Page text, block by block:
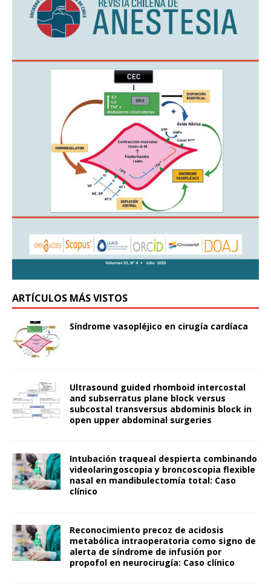
ARTÍCULOS MÁS VISTOS
Síndrome vasopléjico en cirugía cardíaca
Ultrasound guided rhomboid intercostal
and subserratus plane block versus
subcostal transversus abdominis block in
open upper abdominal surgeries
Intubación traqueal despierta combinando
videolaringoscopia y broncoscopia flexible
nasal en mandibulectomía total: Caso
clínico
Reconocimiento precoz de acidosis
metabólica intraoperatoria como signo de
alerta de síndrome de infusión por
propofol en neurocirugía: Caso clínico